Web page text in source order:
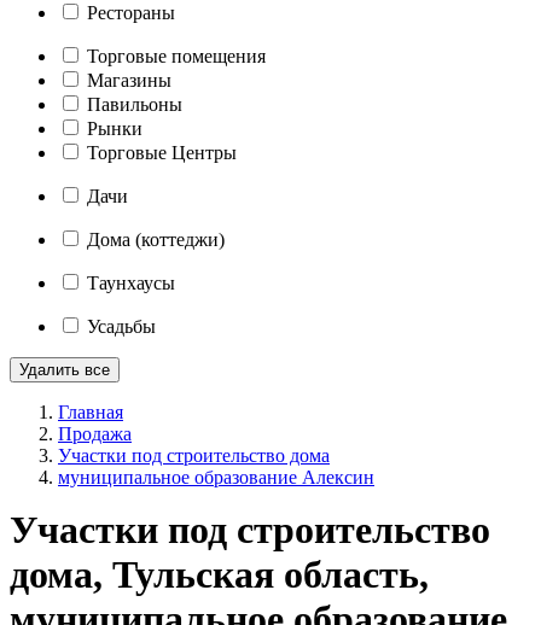
Рестораны
Торговые помещения
Магазины
Павильоны
Рынки
Торговые Центры
Дачи
Дома (коттеджи)
Таунхаусы
Усадьбы
Удалить все
Главная
Продажа
Участки под строительство дома
муниципальное образование Алексин
Участки под строительство
дома, Тульская область,